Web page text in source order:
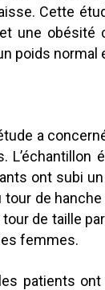
Cette
une obésité
poids
a
L’échantillon
ont subi
de
de taille
femmes.
patients ont